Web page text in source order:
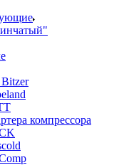
Bitzer
компрессора